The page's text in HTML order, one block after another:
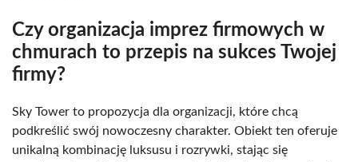
Czy organizacja imprez firmowych w
chmurach to przepis na sukces Twojej
firmy?
Sky Tower to propozycja dla organizacji, które chcą
podkreślić swój nowoczesny charakter. Obiekt ten oferuje
unikalną kombinację luksusu i rozrywki, stając się